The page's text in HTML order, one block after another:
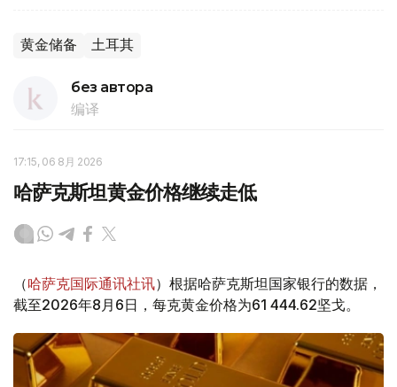
黄金储备 土耳其
без автора
编译
17:15, 06 8月 2026
哈萨克斯坦黄金价格继续走低
（哈萨克国际通讯社讯）根据哈萨克斯坦国家银行的数据，
截至2026年8月6日，每克黄金价格为61 444.62坚戈。